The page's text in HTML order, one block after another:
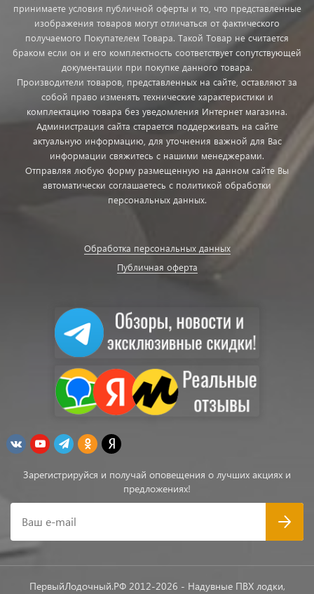
принимаете условия публичной оферты и то, что представленные
изображения товаров могут отличаться от фактического
получаемого Покупателем Товара. Такой Товар не считается
браком если он и его комплектность соответствует сопутствующей
документации при покупке данного товара.
Производители товаров, представленных на сайте, оставляют за
собой право изменять технические характеристики и
комплектацию товара без уведомления Интернет магазина.
Администрация сайта старается поддерживать на сайте
актуальную информацию, для уточнения важной для Вас
информации свяжитесь с нашими менеджерами.
Отправляя любую форму размещенную на данном сайте Вы
автоматически соглашаетесь с политикой обработки
персональных данных.
Обработка персональных данных
Публичная оферта
Зарегистрируйся и получай оповещения о лучших акциях и
предложениях!
Ваш e-mail
ПервыйЛодочный.РФ 2012-2026 - Надувные ПВХ лодки,